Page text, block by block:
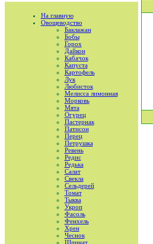
На главную
Овощеводство
Баклажан
Бобы
Горох
Дайкон
Кабачок
Капуста
Картофель
Лук
Любисток
Мелисса лимонная
Морковь
Мята
Огурец
Пастернак
Патисон
Перец
Петрушка
Ревень
Редис
Редька
Салат
Свекла
Сельдерей
Томат
Тыква
Укроп
Фасоль
Фенхель
Хрен
Чеснок
Шпинат